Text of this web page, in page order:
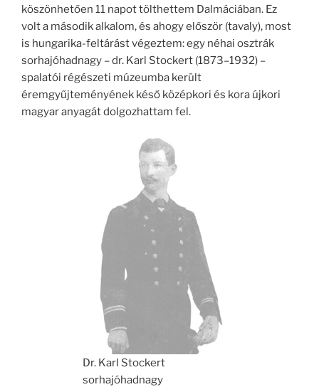
köszönhetően 11 napot tölthettem Dalmáciában. Ez
volt a második alkalom, és ahogy először (tavaly), most
is hungarika-feltárást végeztem: egy néhai osztrák
sorhajóhadnagy – dr. Karl Stockert (1873–1932) –
spalatói régészeti múzeumba került
éremgyűjteményének késő középkori és kora újkori
magyar anyagát dolgozhattam fel.
Dr. Karl Stockert
sorhajóhadnagy